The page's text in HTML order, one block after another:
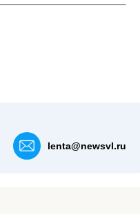
lenta@newsvl.ru